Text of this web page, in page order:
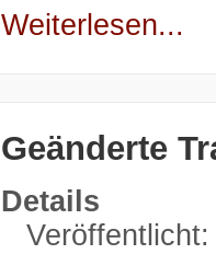
Weiterlesen...
Geänderte
Details